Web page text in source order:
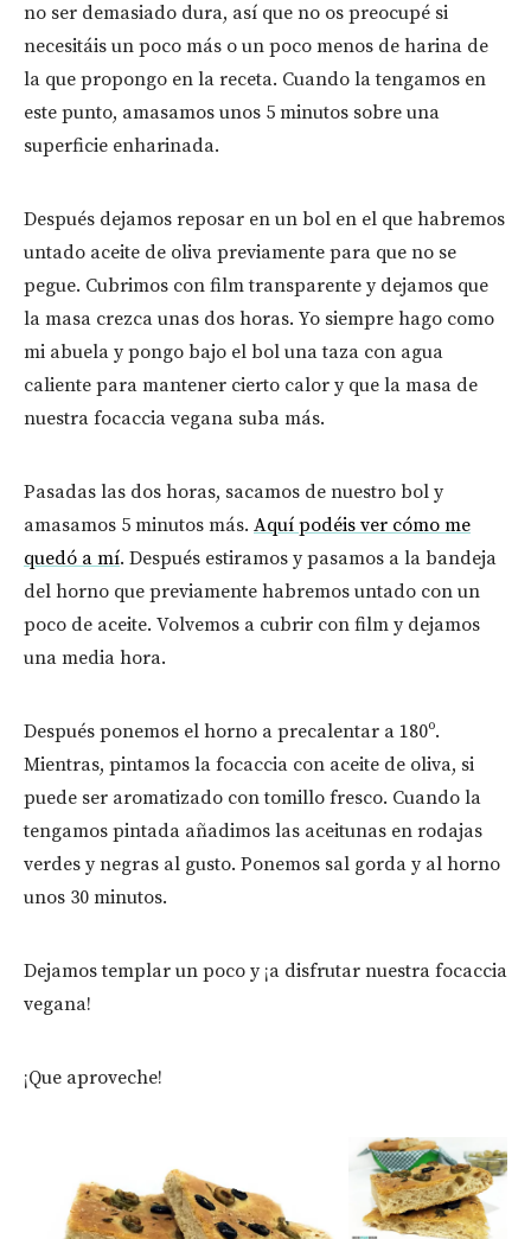
no ser demasiado dura, así que no os preocupé si
necesitáis un poco más o un poco menos de harina de
la que propongo en la receta. Cuando la tengamos en
este punto, amasamos unos 5 minutos sobre una
superficie enharinada.
Después dejamos reposar en un bol en el que habremos
untado aceite de oliva previamente para que no se
pegue. Cubrimos con film transparente y dejamos que
la masa crezca unas dos horas. Yo siempre hago como
mi abuela y pongo bajo el bol una taza con agua
caliente para mantener cierto calor y que la masa de
nuestra focaccia vegana suba más.
Pasadas las dos horas, sacamos de nuestro bol y
amasamos 5 minutos más. Aquí podéis ver cómo me
quedó a mí. Después estiramos y pasamos a la bandeja
del horno que previamente habremos untado con un
poco de aceite. Volvemos a cubrir con film y dejamos
una media hora.
Después ponemos el horno a precalentar a 180º.
Mientras, pintamos la focaccia con aceite de oliva, si
puede ser aromatizado con tomillo fresco. Cuando la
tengamos pintada añadimos las aceitunas en rodajas
verdes y negras al gusto. Ponemos sal gorda y al horno
unos 30 minutos.
Dejamos templar un poco y ¡a disfrutar nuestra focaccia
vegana!
¡Que aproveche!